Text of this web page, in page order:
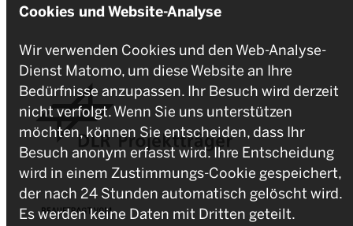
Cookies und Website-Analyse
Wir verwenden Cookies und den Web-Analyse-
Dienst Matomo, um diese Website an Ihre
Bedürfnisse anzupassen. Ihr Besuch wird derzeit
nicht verfolgt. Wenn Sie uns unterstützen
möchten, können Sie entscheiden, dass Ihr
Besuch anonym erfasst wird. Ihre Entscheidung
wird in einem Zustimmungs-Cookie gespeichert,
der nach 24 Stunden automatisch gelöscht wird.
Es werden keine Daten mit Dritten geteilt.